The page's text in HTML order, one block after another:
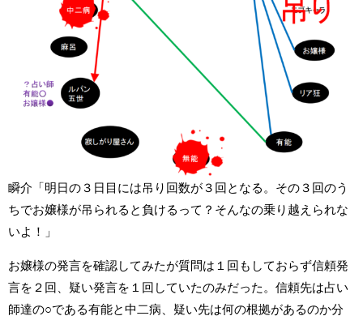
瞬介「明日の３日目には吊り回数が３回となる。その３回のう
ちでお嬢様が吊られると負けるって？そんなの乗り越えられな
いよ！」
お嬢様の発言を確認してみたが質問は１回もしておらず信頼発
言を２回、疑い発言を１回していたのみだった。信頼先は占い
師達の○である有能と中二病、疑い先は何の根拠があるのか分